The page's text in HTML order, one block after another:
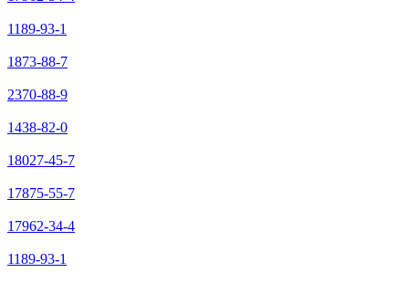
1189-93-1
1873-88-7
2370-88-9
1438-82-0
18027-45-7
17875-55-7
17962-34-4
1189-93-1